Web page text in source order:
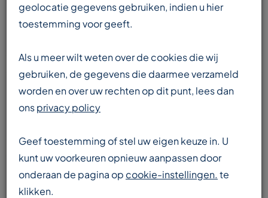
Team
beschikbaar in meerdere talen
Enorme voorraad
transportbanden en componenten
Snelle levering
geolocatie gegevens gebruiken, indien u hier
toestemming voor geeft.
Als u meer wilt weten over de cookies die wij
gebruiken, de gegevens die daarmee verzameld
worden en over uw rechten op dit punt, lees dan
onsprivacy policy
Geef toestemming of stel uw eigen keuze in. U
kunt uw voorkeuren opnieuw aanpassen door
onderaan de pagina op cookie-instellingen. te
klikken.